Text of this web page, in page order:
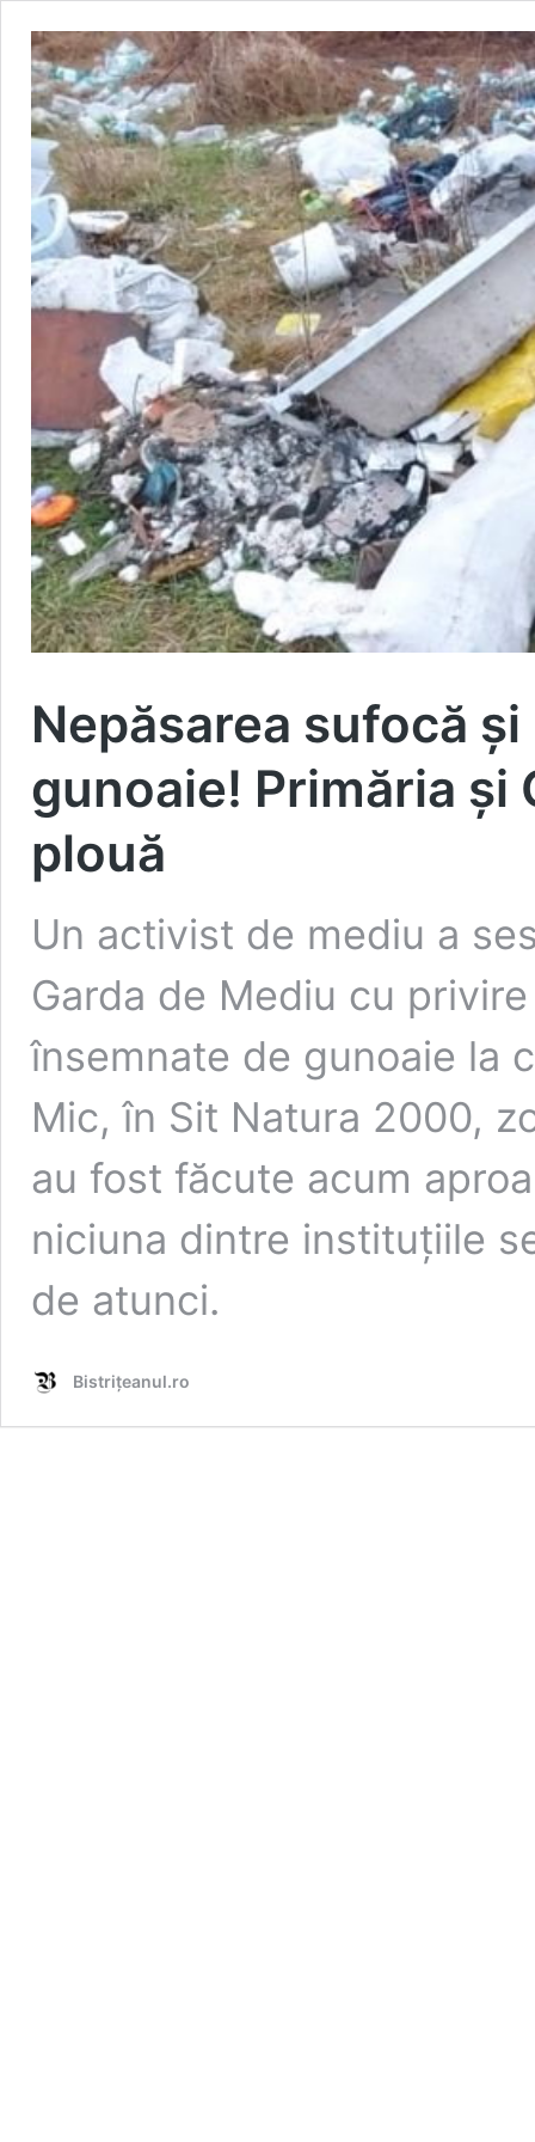
Nepăsarea sufocă
gunoaie! Primăria și
plouă
Un activist de mediu a
Garda de Mediu cu
însemnate de gunoaie la
Mic, în Sit Natura 2000,
au fost făcute acum
niciuna dintre instituțiile
de atunci.
Bistrițeanul.ro